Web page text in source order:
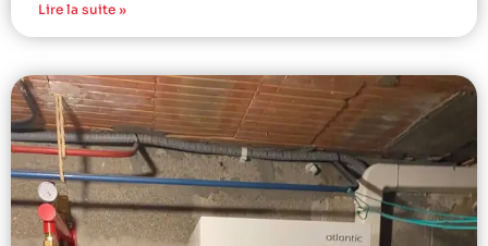
Lire la suite »